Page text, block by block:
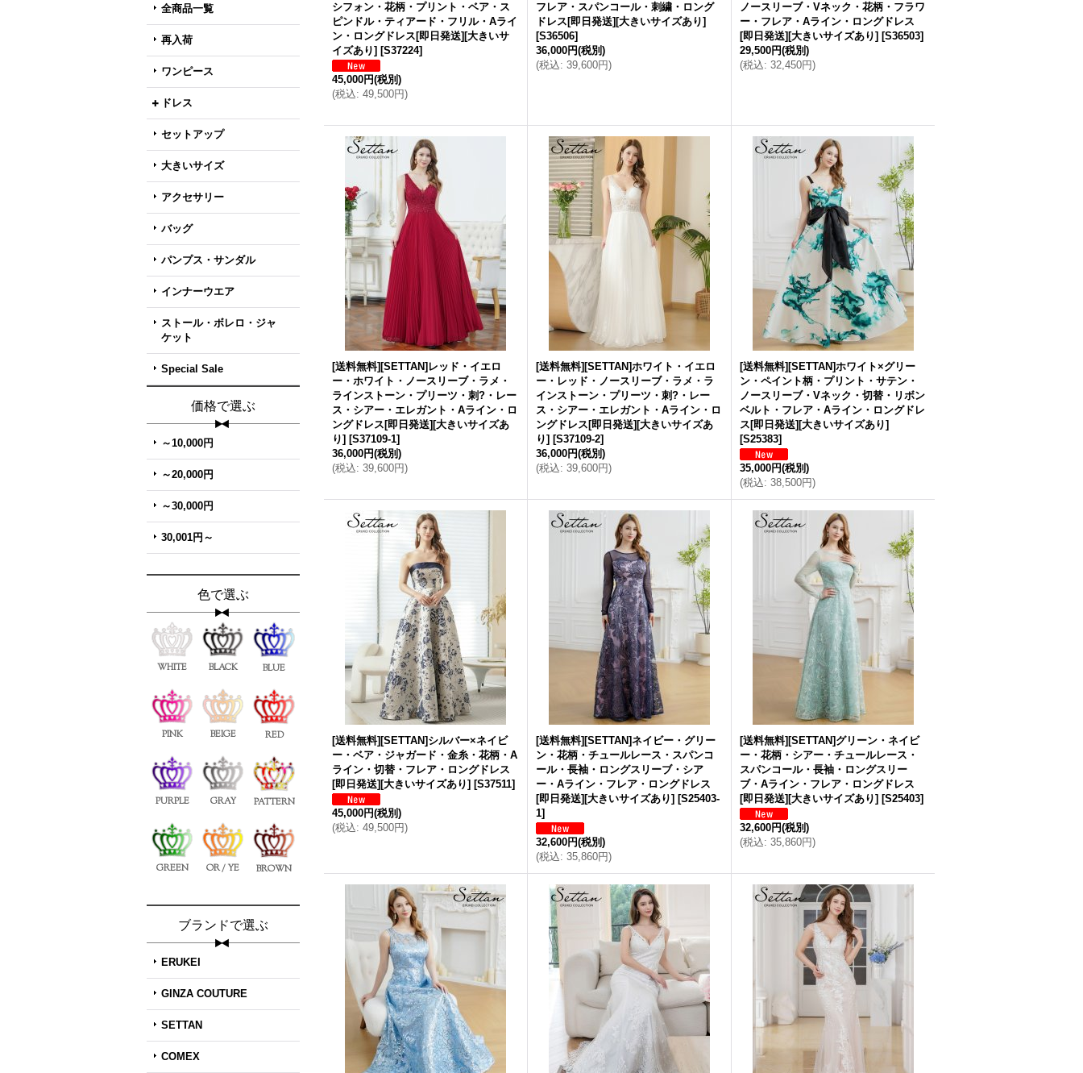
全商品一覧
再入荷
ワンピース
ドレス
セットアップ
大きいサイズ
アクセサリー
バッグ
パンプス・サンダル
インナーウエア
ストール・ボレロ・ジャ
ケット
Special Sale
価格で選ぶ
～10,000円
～20,000円
～30,000円
30,001円～
色で選ぶ
WHITE BLACK BLUE
PINK BEIGE RED
PURPLE GRAY PATTERN
GREEN OR / YE BROWN
ブランドで選ぶ
ERUKEI
GINZA COUTURE
SETTAN
COMEX
シフォン・花柄・プリント・ベア・ス
ピンドル・ティアード・フリル・Aライ
ン・ロングドレス[即日発送][大きいサ
イズあり] [S37224]
45,000円(税別)
(税込: 49,500円)
フレア・スパンコール・刺繍・ロング
ドレス[即日発送][大きいサイズあり]
[S36506]
36,000円(税別)
(税込: 39,600円)
ノースリーブ・Vネック・花柄・フラワ
ー・フレア・Aライン・ロングドレス
[即日発送][大きいサイズあり] [S36503]
29,500円(税別)
(税込: 32,450円)
[送料無料][SETTAN]レッド・イエロ
ー・ホワイト・ノースリーブ・ラメ・
ラインストーン・プリーツ・刺?・レー
ス・シアー・エレガント・Aライン・ロ
ングドレス[即日発送][大きいサイズあ
り] [S37109-1]
36,000円(税別)
(税込: 39,600円)
[送料無料][SETTAN]ホワイト・イエロ
ー・レッド・ノースリーブ・ラメ・ラ
インストーン・プリーツ・刺?・レー
ス・シアー・エレガント・Aライン・ロ
ングドレス[即日発送][大きいサイズあ
り] [S37109-2]
36,000円(税別)
(税込: 39,600円)
[送料無料][SETTAN]ホワイト×グリー
ン・ペイント柄・プリント・サテン・
ノースリーブ・Vネック・切替・リボン
ベルト・フレア・Aライン・ロングドレ
ス[即日発送][大きいサイズあり]
[S25383]
35,000円(税別)
(税込: 38,500円)
[送料無料][SETTAN]シルバー×ネイビ
ー・ベア・ジャガード・金糸・花柄・A
ライン・切替・フレア・ロングドレス
[即日発送][大きいサイズあり] [S37511]
45,000円(税別)
(税込: 49,500円)
[送料無料][SETTAN]ネイビー・グリー
ン・花柄・チュールレース・スパンコ
ール・長袖・ロングスリーブ・シア
ー・Aライン・フレア・ロングドレス
[即日発送][大きいサイズあり] [S25403-
1]
32,600円(税別)
(税込: 35,860円)
[送料無料][SETTAN]グリーン・ネイビ
ー・花柄・シアー・チュールレース・
スパンコール・長袖・ロングスリー
ブ・Aライン・フレア・ロングドレス
[即日発送][大きいサイズあり] [S25403]
32,600円(税別)
(税込: 35,860円)